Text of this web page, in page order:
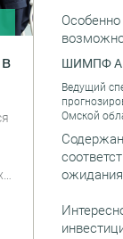
ШИМПФ
Ведущий
Омской